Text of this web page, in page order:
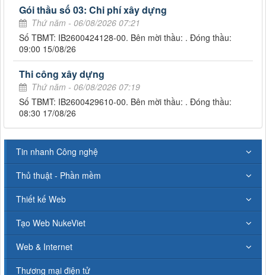
Gói thầu số 03: Chi phí xây dựng
Thứ năm - 06/08/2026 07:21
Số TBMT: IB2600424128-00. Bên mời thầu: . Đóng thầu:
09:00 15/08/26
Thi công xây dựng
Thứ năm - 06/08/2026 07:19
Số TBMT: IB2600429610-00. Bên mời thầu: . Đóng thầu:
08:30 17/08/26
Tin nhanh Công nghệ
Thủ thuật - Phần mềm
Thiết kế Web
Tạo Web NukeViet
Web & Internet
Thương mại điện tử